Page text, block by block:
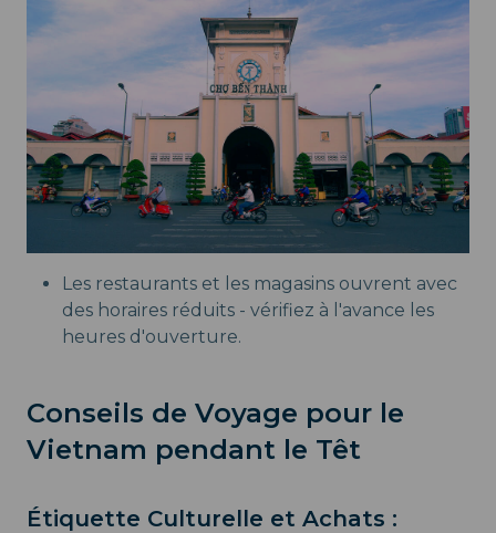
Les restaurants et les magasins ouvrent avec
des horaires réduits - vérifiez à l'avance les
heures d'ouverture.
Conseils de Voyage pour le
Vietnam pendant le Têt
Étiquette Culturelle et Achats :